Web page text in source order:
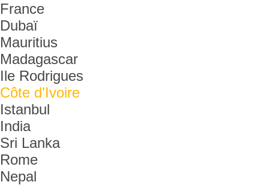
France
Dubaï
Mauritius
Madagascar
Ile Rodrigues
Côte d’Ivoire
Istanbul
India
Sri Lanka
Rome
Nepal